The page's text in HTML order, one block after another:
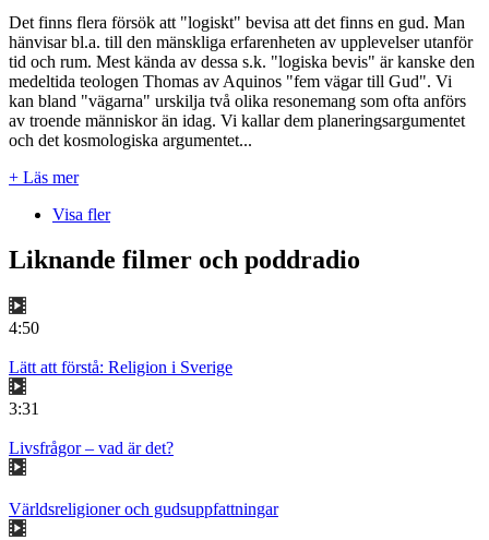
Det finns flera försök att "logiskt" bevisa att det finns en gud. Man
hänvisar bl.a. till den mänskliga erfarenheten av upplevelser utanför
tid och rum. Mest kända av dessa s.k. "logiska bevis" är kanske den
medeltida teologen Thomas av Aquinos "fem vägar till Gud". Vi
kan bland "vägarna" urskilja två olika resonemang som ofta anförs
av troende människor än idag. Vi kallar dem planeringsargumentet
och det kosmologiska argumentet...
+ Läs mer
Visa fler
Liknande filmer och poddradio
4:50
Lätt att förstå: Religion i Sverige
3:31
Livsfrågor – vad är det?
Världsreligioner och gudsuppfattningar